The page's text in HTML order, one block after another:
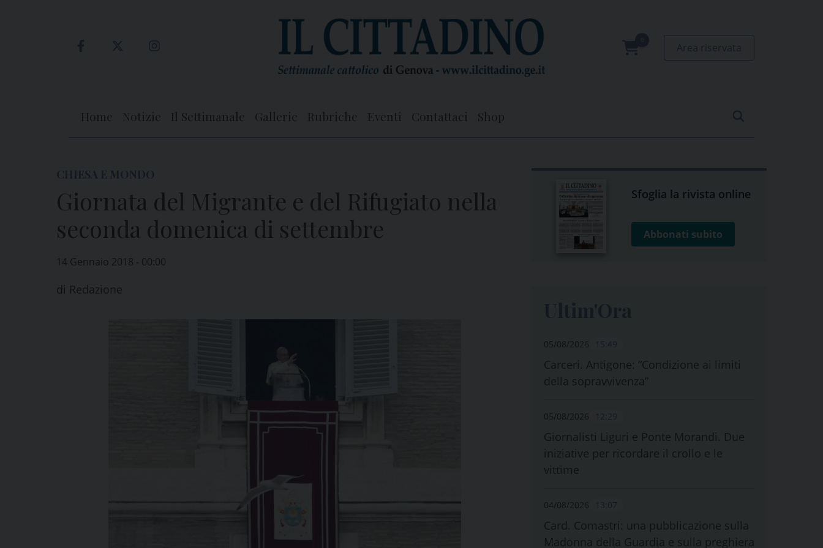
Home Notizie Il Settimanale Gallerie Rubriche Eventi Contattaci Shop
Giornata del Migrante e del Rifugiato nella
seconda domenica di settembre
14 Gennaio 2018 - 00:00
di Redazione
Sfoglia la rivista online
Abbonati subito
05/08/2026
Carceri. Antigone: “Condizione ai limiti
della sopravvivenza”
05/08/2026
Giornalisti Liguri e Ponte Morandi. Due
iniziative per ricordare il crollo e le
vittime
04/08/2026
Card. Comastri: una pubblicazione sulla
Madonna della Guardia e sulla preghiera